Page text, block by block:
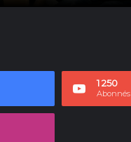
1 250
Abonnés